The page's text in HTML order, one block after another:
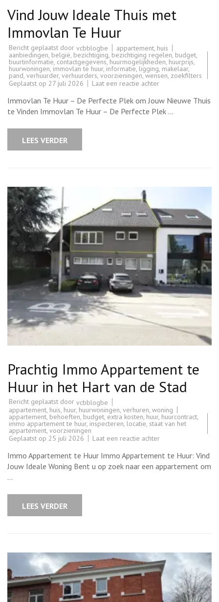
Vind Jouw Ideale Thuis met
Immovlan Te Huur
Bericht geplaatst door vcbblogbe appartement huis
aanbiedingen, belgië, bezichtiging, bezichtiging regelen, budget,
buurtinformatie, contactgegevens, huurmogelijkheden, huurprijs,
huurwoningen, immovlan te huur, informatie, ligging, makelaar,
pand, verhuurder, verhuurders, voorzieningen, wensen, zoekfilters
Geplaatst op 27 juli 2026 Laat een reactie achterop
Jouw
Ideale
Thuis
met
Immovlan Te Huur – De Perfecte Plek om Jouw Nieuwe Thuis
te Vinden Immovlan Te Huur – De Perfecte Plek …
LEES VERDER
Prachtig Immo Appartement te
Huur in het Hart van de Stad
Bericht geplaatst door vcbblogbe
appartement, huis, huur, huurwoningen, verhuren, woning
appartement, behoeften, budget, extra kosten, huur, huurcontract,
immo appartement te huur, inspecteren, locatie, staat van het
appartement, voorzieningen
Geplaatst op 25 juli 2026 Laat een reactie achterop
Immo
Appartement
te
Huur
Immo Appartement te Huur Immo Appartement te Huur: Vind
Jouw Ideale Woning Bent u op zoek naar een appartement om
…
LEES VERDER